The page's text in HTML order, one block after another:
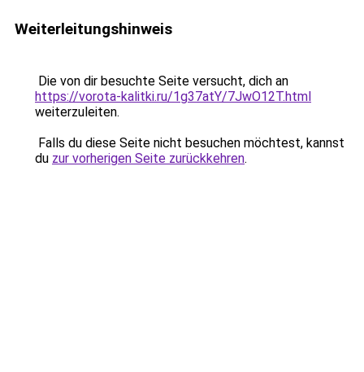
Weiterleitungshinweis
Die von dir besuchte Seite versucht, dich an
https://vorota-kalitki.ru/1g37atY/7JwO12T.html
weiterzuleiten.
Falls du diese Seite nicht besuchen möchtest, kannst
du zur vorherigen Seite zurückkehren.